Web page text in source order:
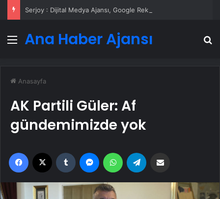
Menü
Ana Haber Ajansı
Anasayfa
AK Partili Güler: Af
gündemimizde yok
Facebook Tumblr MessengerWhatsApp